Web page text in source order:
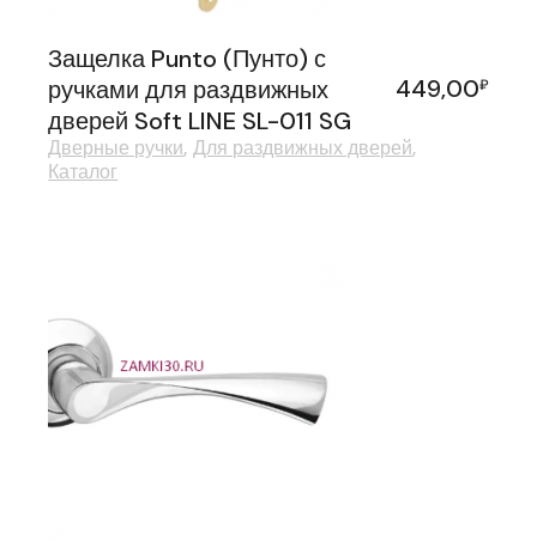
Защелка Punto (Пунто) с
ручками для раздвижных
дверей Soft LINE SL-011 SG
449,00₽
Дверные ручки Для раздвижных дверей
Каталог